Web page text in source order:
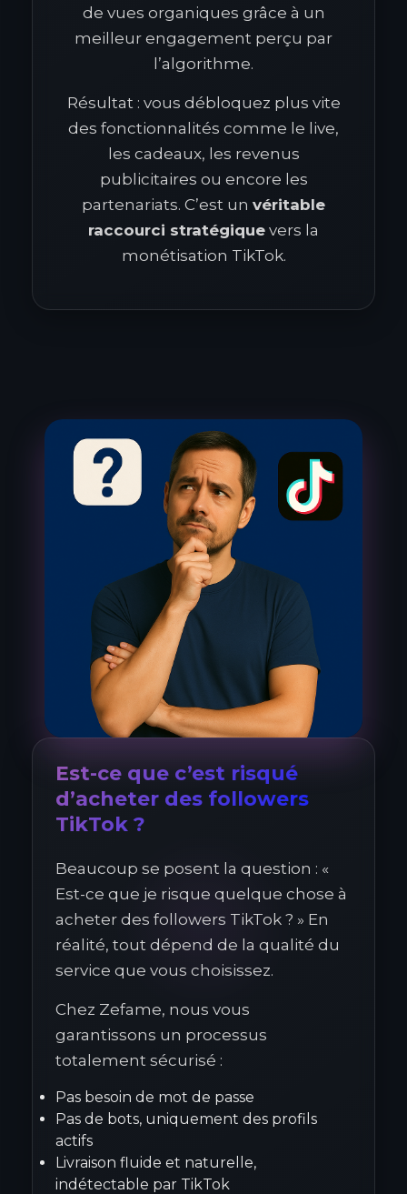
de vues organiques grâce à un
meilleur engagement perçu par
l’algorithme.
Résultat : vous débloquez plus vite
des fonctionnalités comme le live,
les cadeaux, les revenus
publicitaires ou encore les
partenariats. C’est un véritable
raccourci stratégique vers la
monétisation TikTok.
Est-ce que c’est risqué
d’acheter des followers
TikTok ?
Beaucoup se posent la question : «
Est-ce que je risque quelque chose à
acheter des followers TikTok ? » En
réalité, tout dépend de la qualité du
service que vous choisissez.
Chez Zefame, nous vous
garantissons un processus
totalement sécurisé :
Pas besoin de mot de passe
Pas de bots, uniquement des profils
actifs
Livraison fluide et naturelle,
indétectable par TikTok